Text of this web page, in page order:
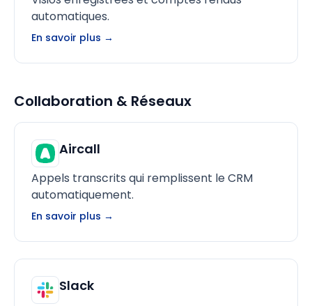
automatiques.
En savoir plus →
Collaboration & Réseaux
Aircall
Appels transcrits qui remplissent le CRM
automatiquement.
En savoir plus →
Slack